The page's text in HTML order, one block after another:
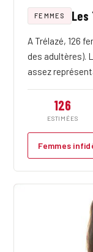
FEMMES Les
A Trélazé, 126
des adultères).
assez
126
ESTIMÉES
Femmes